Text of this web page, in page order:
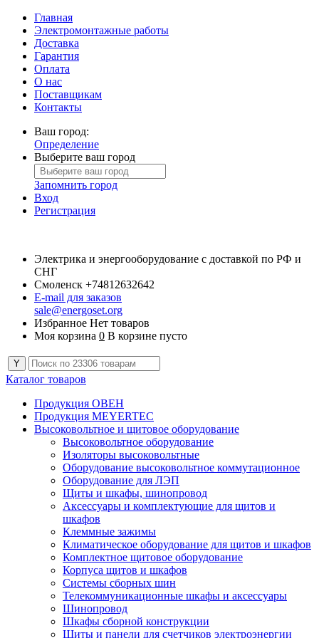
Главная
Электромонтажные работы
Доставка
Гарантия
Оплата
О нас
Поставщикам
Контакты
Ваш город:
Определение
Выберите ваш город
Запомнить город
Вход
Регистрация
Электрика и энергооборудование с доставкой по РФ и
СНГ
Смоленск +74812632642
E-mail для заказов
sale@energoset.org
Избранное Нет товаров
Моя корзина 0 В корзине пусто
Каталог товаров
Продукция ОВЕН
Продукция MEYERTEC
Высоковольтное и щитовое оборудование
Высоковольтное оборудование
Изоляторы высоковольтные
Оборудование высоковольтное коммутационное
Оборудование для ЛЭП
Щиты и шкафы, шинопровод
Аксессуары и комплектующие для щитов и
шкафов
Клеммные зажимы
Климатическое оборудование для щитов и шкафов
Комплектное щитовое оборудование
Корпуса щитов и шкафов
Системы сборных шин
Телекоммуникационные шкафы и аксессуары
Шинопровод
Шкафы сборной конструкции
Щиты и панели для счетчиков электроэнергии